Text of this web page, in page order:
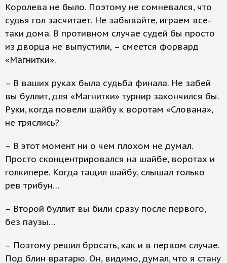
Королева не было. Поэтому не сомневался, что
судья гол засчитает. Не забывайте, играем все-
таки дома. В противном случае судей бы просто
из дворца не выпустили, – смеется форвард
«Магнитки».
– В ваших руках была судьба финала. Не забей
вы буллит, для «Магнитки» турнир закончился бы.
Руки, когда повели шайбу к воротам «Слована»,
не тряслись?
– В этот момент ни о чем плохом не думал.
Просто сконцентрировался на шайбе, воротах и
голкипере. Когда тащил шайбу, слышал только
рев трибун…
– Второй буллит вы били сразу после первого,
без паузы…
– Поэтому решил бросать, как и в первом случае.
Под блин вратарю. Он, видимо, думал, что я стану